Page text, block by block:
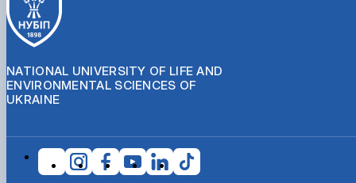
NATIONAL UNIVERSITY OF LIFE AND
ENVIRONMENTAL SCIENCES OF
UKRAINE